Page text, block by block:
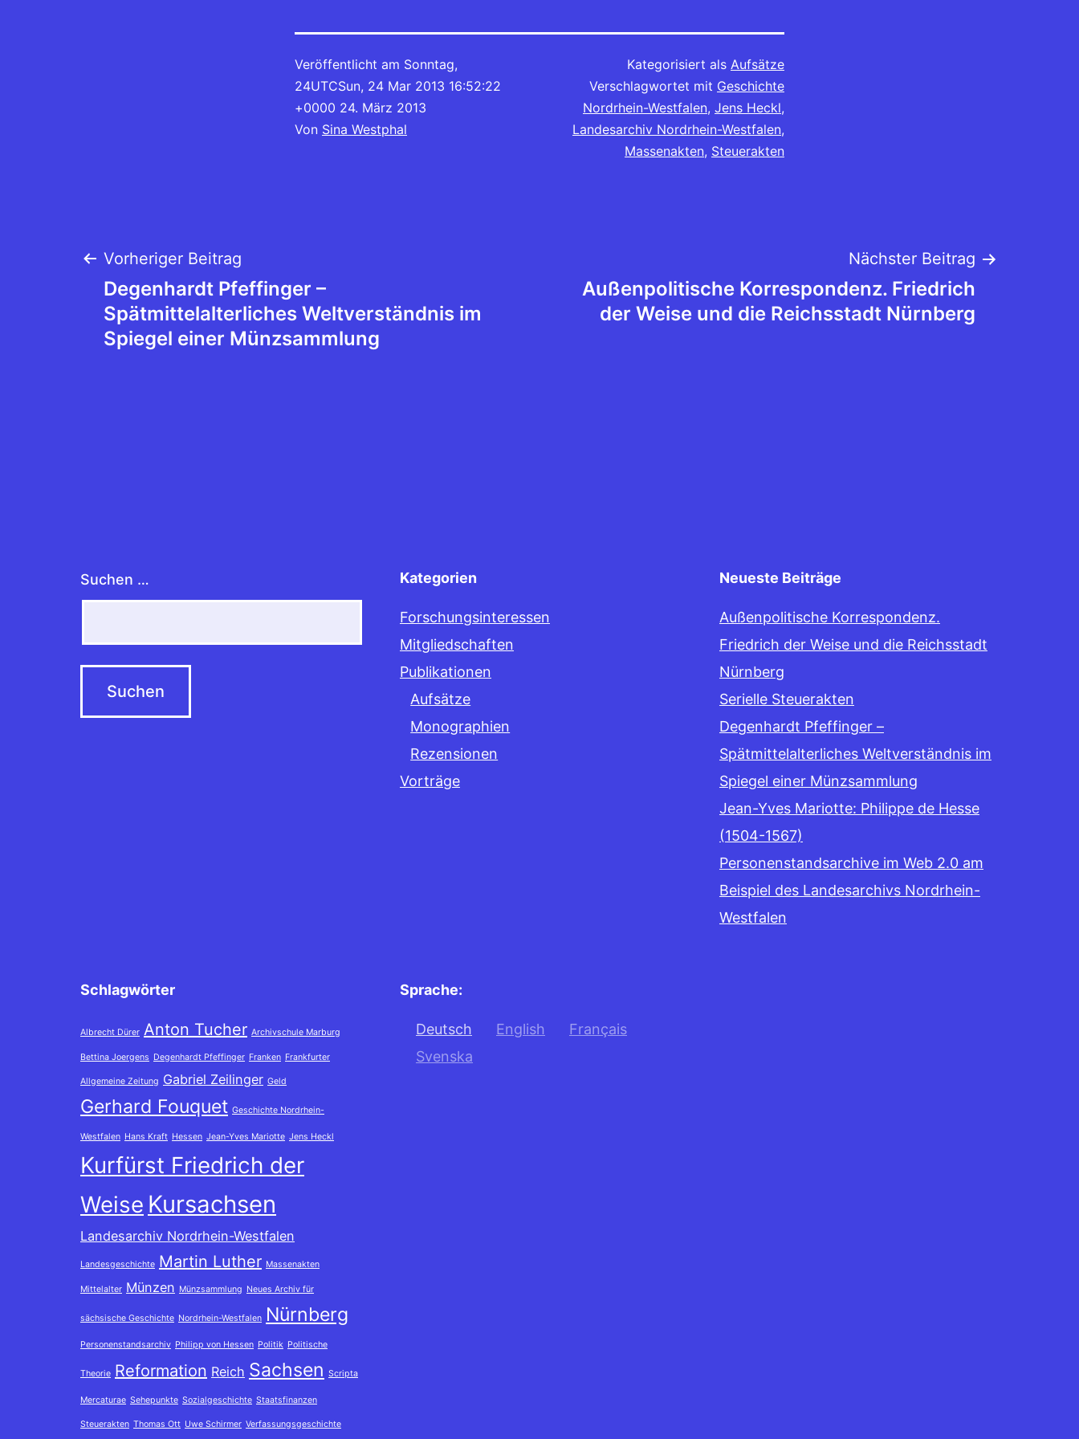
Veröffentlicht am Sonntag,
24UTCSun, 24 Mar 2013 16:52:22
+0000 24. März 2013
Von Sina Westphal
Kategorisiert als Aufsätze
Verschlagwortet mit Geschichte
Nordrhein-Westfalen, Jens Heckl,
Landesarchiv Nordrhein-Westfalen,
Massenakten, Steuerakten
Beitragsnavigation
Vorheriger Beitrag
Degenhardt Pfeffinger –
Spätmittelalterliches Weltverständnis im
Spiegel einer Münzsammlung
Nächster Beitrag
Außenpolitische Korrespondenz. Friedrich
der Weise und die Reichsstadt Nürnberg
Suchen … Kategorien
Forschungsinteressen
Mitgliedschaften
Publikationen
Aufsätze
Monographien
Rezensionen
Vorträge
Neueste Beiträge
Außenpolitische Korrespondenz.
Friedrich der Weise und die Reichsstadt
Nürnberg
Serielle Steuerakten
Degenhardt Pfeffinger –
Spätmittelalterliches Weltverständnis im
Spiegel einer Münzsammlung
Jean-Yves Mariotte: Philippe de Hesse
(1504-1567)
Personenstandsarchive im Web 2.0 am
Beispiel des Landesarchivs Nordrhein-
Westfalen
Schlagwörter
Albrecht Dürer Anton Tucher Archivschule Marburg
Bettina Joergens Degenhardt Pfeffinger Franken Frankfurter
Allgemeine Zeitung Gabriel Zeilinger Geld
Gerhard Fouquet Geschichte Nordrhein-
Westfalen Hans Kraft Hessen Jean-Yves Mariotte Jens Heckl
Kurfürst Friedrich der
Weise Kursachsen
Landesarchiv Nordrhein-Westfalen
Landesgeschichte Martin Luther Massenakten
Mittelalter Münzen Münzsammlung Neues Archiv für
sächsische Geschichte Nordrhein-Westfalen Nürnberg
Personenstandsarchiv Philipp von Hessen Politik Politische
Theorie Reformation Reich Sachsen Scripta
Mercaturae Sehepunkte Sozialgeschichte Staatsfinanzen
Steuerakten Thomas Ott Uwe Schirmer Verfassungsgeschichte
Sprache:
Deutsch English
Français
Svenska